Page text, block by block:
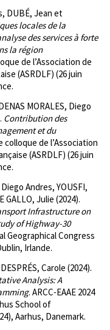
DUBÉ, Jean et
locales de la
des services à forte
la région
de l’Association de
(ASRDLF) (26 juin
MORALES, Diego
Contribution des
et du
colloque de l’Association
(ASRDLF) (26 juin
Andres, YOUSFI,
GALLO, Julie (2024).
Infrastructure on
of Highway-30
Geographical Congress
Irlande.
Carole (2024).
Analysis: A
. ARCC-EAAE 2024
School of
Aarhus, Danemark.